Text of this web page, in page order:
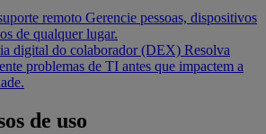
remoto Gerencie pessoas, dispositivos
de qualquer lugar.
digital do colaborador (DEX) Resolva
problemas de TI antes que impactem a
de uso